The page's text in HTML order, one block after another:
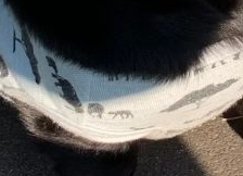
わせ
5A4E-4898-9F7F-